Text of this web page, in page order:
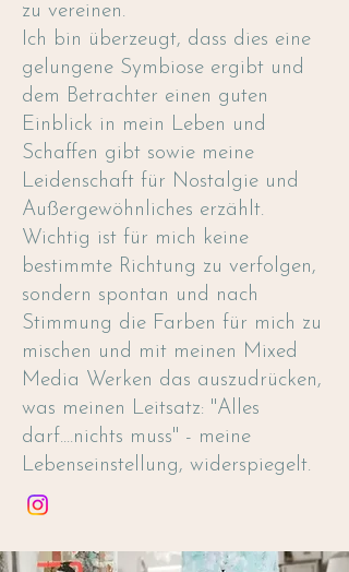
zu vereinen.
Ich bin überzeugt, dass dies eine
gelungene Symbiose ergibt und
dem Betrachter einen guten
Einblick in mein Leben und
Schaffen gibt sowie meine
Leidenschaft für Nostalgie und
Außergewöhnliches erzählt.
Wichtig ist für mich keine
bestimmte Richtung zu verfolgen,
sondern spontan und nach
Stimmung die Farben für mich zu
mischen und mit meinen Mixed
Media Werken das auszudrücken,
was meinen Leitsatz: "Alles
darf....nichts muss" - meine
Lebenseinstellung, widerspiegelt.